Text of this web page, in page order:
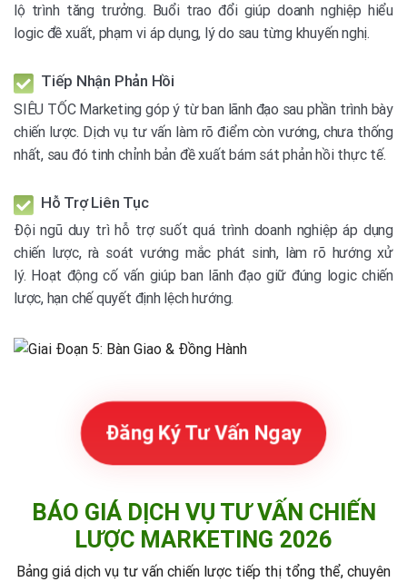
lộ trình tăng trưởng. Buổi trao đổi giúp doanh nghiệp hiểu
logic đề xuất, phạm vi áp dụng, lý do sau từng khuyến nghị.
Tiếp Nhận Phản Hồi
SIÊU TỐC Marketing góp ý từ ban lãnh đạo sau phần trình bày
chiến lược. Dịch vụ tư vấn làm rõ điểm còn vướng, chưa thống
nhất, sau đó tinh chỉnh bản đề xuất bám sát phản hồi thực tế.
Hỗ Trợ Liên Tục
Đội ngũ duy trì hỗ trợ suốt quá trình doanh nghiệp áp dụng
chiến lược, rà soát vướng mắc phát sinh, làm rõ hướng xử
lý. Hoạt động cố vấn giúp ban lãnh đạo giữ đúng logic chiến
lược, hạn chế quyết định lệch hướng.
Đăng Ký Tư Vấn Ngay
BÁO GIÁ DỊCH VỤ TƯ VẤN CHIẾN
LƯỢC MARKETING 2026
Bảng giá dịch vụ tư vấn chiến lược tiếp thị tổng thể, chuyên